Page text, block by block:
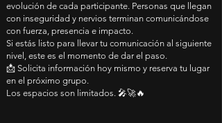
evolución de cada participante. Personas que llegan
con inseguridad y nervios terminan comunicándose
con fuerza, presencia e impacto.
Si estás listo para llevar tu comunicación al siguiente
nivel, este es el momento de dar el paso.
📩 Solicita información hoy mismo y reserva tu lugar
en el próximo grupo.
Los espacios son limitados. 🎤🚀🔥